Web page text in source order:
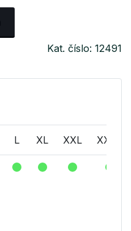
Kat. číslo: 12491
L XL XXL XXXL